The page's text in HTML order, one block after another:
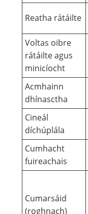
Reatha rátáilte
Voltas oibre
rátáilte agus
minicíocht
Acmhainn
dhínasctha
Cineál
díchúplála
Cumhacht
fuireachais
Cumarsáid
(roghnach)